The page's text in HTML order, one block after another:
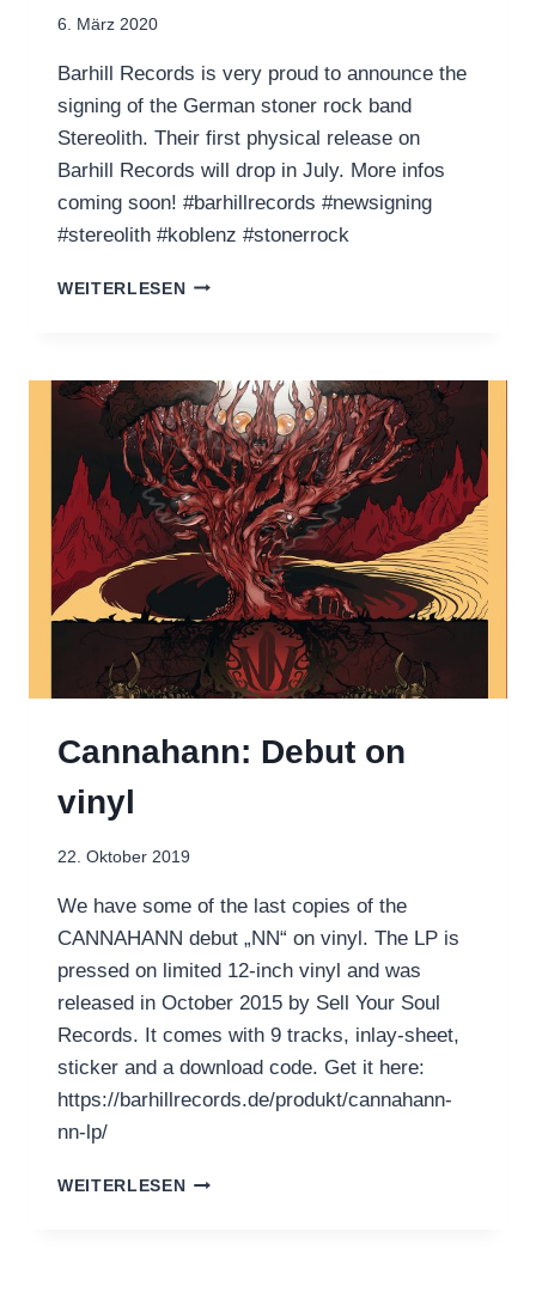
6. März 2020
Barhill Records is very proud to announce the
signing of the German stoner rock band
Stereolith. Their first physical release on
Barhill Records will drop in July. More infos
coming soon! #barhillrecords #newsigning
#stereolith #koblenz #stonerrock
WEITERLESENNEW
ROCK)
Cannahann: Debut on
vinyl
22. Oktober 2019
We have some of the last copies of the
CANNAHANN debut „NN“ on vinyl. The LP is
pressed on limited 12-inch vinyl and was
released in October 2015 by Sell Your Soul
Records. It comes with 9 tracks, inlay-sheet,
sticker and a download code. Get it here:
https://barhillrecords.de/produkt/cannahann-
nn-lp/
WEITERLESENCANNAHANN: